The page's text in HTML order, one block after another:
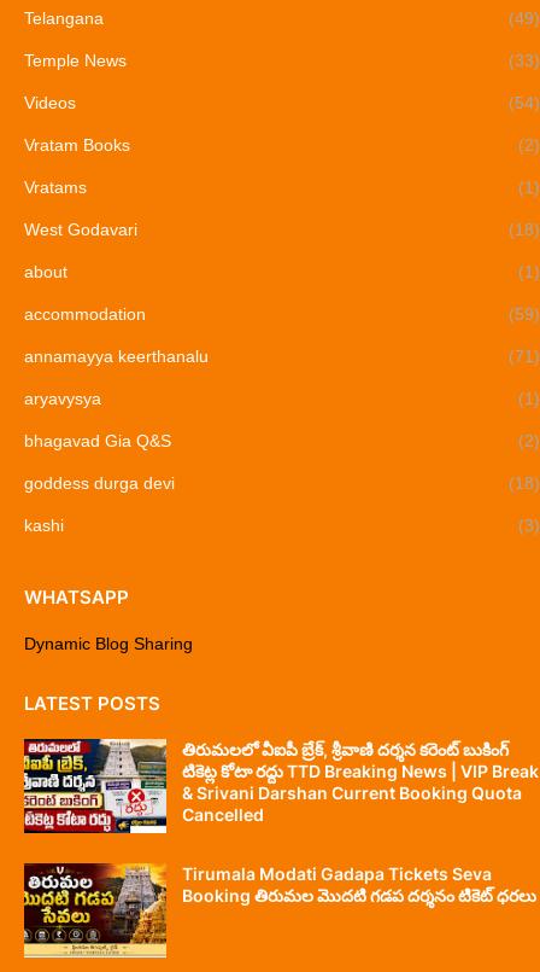
Telangana (49)
Temple News (33)
Videos (54)
Vratam Books (2)
Vratams (1)
West Godavari (18)
about (1)
accommodation (59)
annamayya keerthanalu (71)
aryavysya (1)
bhagavad Gia Q&S (2)
goddess durga devi (18)
kashi (3)
WHATSAPP
Dynamic Blog Sharing
LATEST POSTS
తిరుమలలో వీఐపీ బ్రేక్, శ్రీవాణి దర్శన కరెంట్ బుకింగ్
టికెట్ల కోటా రద్దు TTD Breaking News | VIP Break
& Srivani Darshan Current Booking Quota
Cancelled
Tirumala Modati Gadapa Tickets Seva
Booking తిరుమల మొదటి గడప దర్శనం టికెట్ ధరలు